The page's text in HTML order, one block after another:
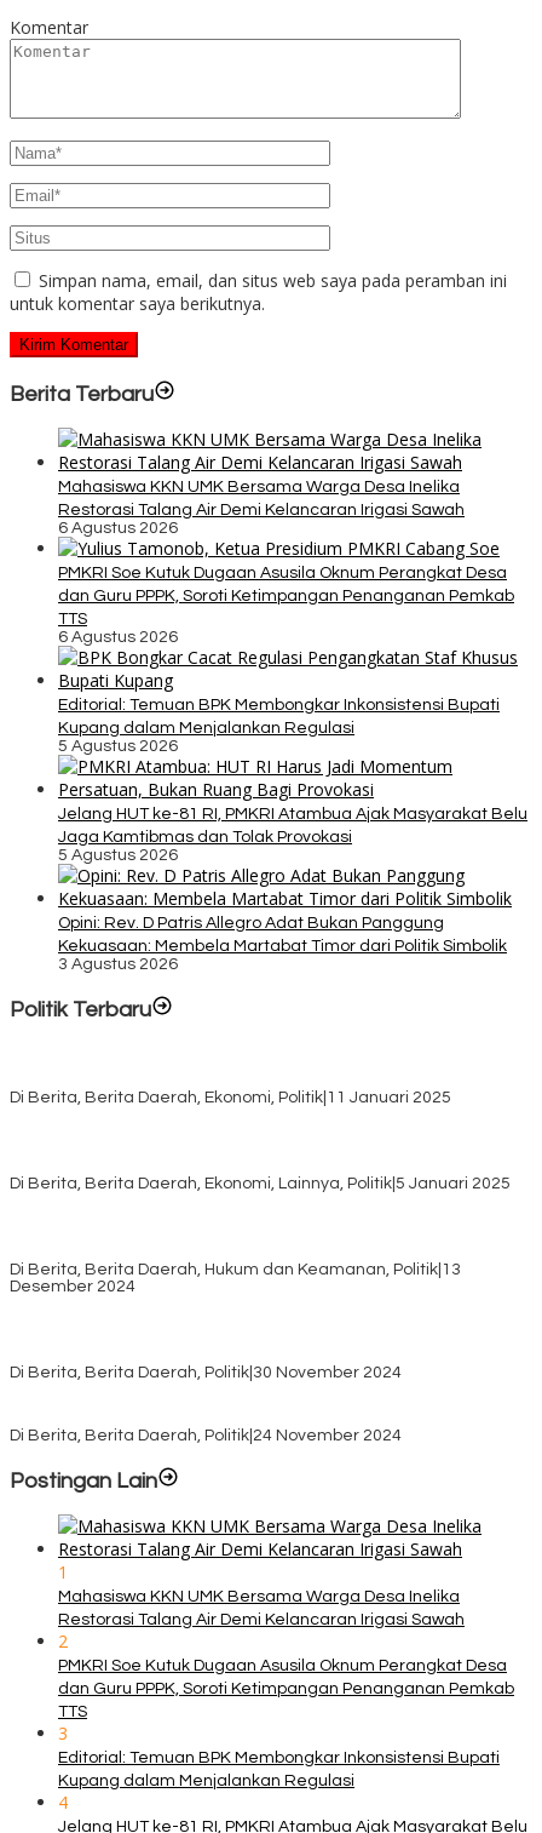
Komentar
Simpan nama, email, dan situs web saya pada peramban ini
untuk komentar saya berikutnya.
Berita Terbaru
Mahasiswa KKN UMK Bersama Warga Desa Inelika
Restorasi Talang Air Demi Kelancaran Irigasi Sawah
6 Agustus 2026
PMKRI Soe Kutuk Dugaan Asusila Oknum Perangkat Desa
dan Guru PPPK, Soroti Ketimpangan Penanganan Pemkab
TTS
6 Agustus 2026
Editorial: Temuan BPK Membongkar Inkonsistensi Bupati
Kupang dalam Menjalankan Regulasi
5 Agustus 2026
Jelang HUT ke-81 RI, PMKRI Atambua Ajak Masyarakat Belu
Jaga Kamtibmas dan Tolak Provokasi
5 Agustus 2026
Opini: Rev. D Patris Allegro Adat Bukan Panggung
Kekuasaan: Membela Martabat Timor dari Politik Simbolik
3 Agustus 2026
Politik Terbaru
Di Berita, Berita Daerah, Ekonomi, Politik 11 Januari 2025
Di Berita, Berita Daerah, Ekonomi, Lainnya, Politik 5 Januari 2025
Di Berita, Berita Daerah, Hukum dan Keamanan, Politik 13
Desember 2024
Di Berita, Berita Daerah, Politik 30 November 2024
Di Berita, Berita Daerah, Politik 24 November 2024
Postingan Lain
1
Mahasiswa KKN UMK Bersama Warga Desa Inelika
Restorasi Talang Air Demi Kelancaran Irigasi Sawah
2
PMKRI Soe Kutuk Dugaan Asusila Oknum Perangkat Desa
dan Guru PPPK, Soroti Ketimpangan Penanganan Pemkab
TTS
3
Editorial: Temuan BPK Membongkar Inkonsistensi Bupati
Kupang dalam Menjalankan Regulasi
4
Jelang HUT ke-81 RI, PMKRI Atambua Ajak Masyarakat Belu